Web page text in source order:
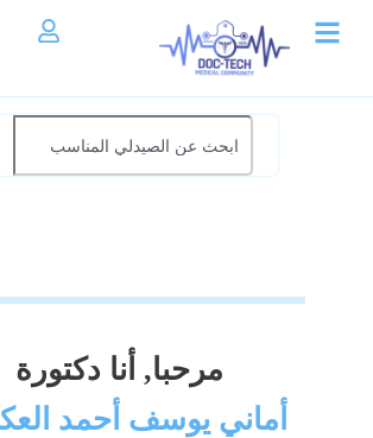
مرحبا, أنا دكتورة
أماني يوسف أحمد